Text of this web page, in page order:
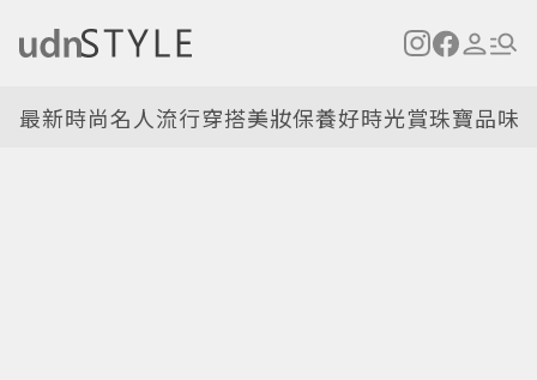
最新時尚名人流行穿搭美妝保養好時光賞珠寶品味